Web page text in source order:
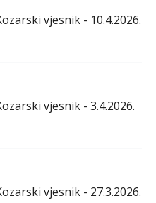
vjesnik - 10.4.2026.
vjesnik - 3.4.2026.
vjesnik - 27.3.2026.